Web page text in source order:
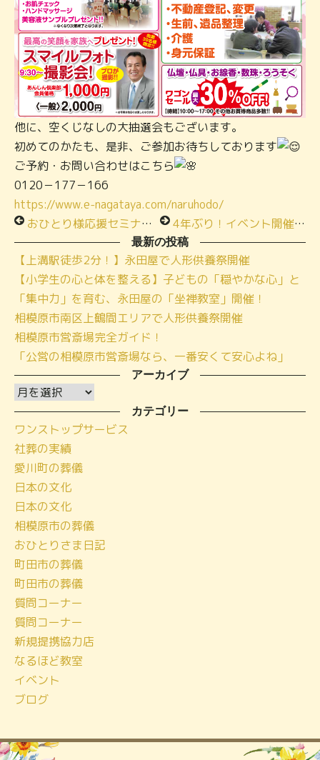
他に、空くじなしの大抽選会もございます。
初めてのかたも、是非、ご参加お待ちしております
ご予約・お問い合わせはこちら
0120－177－166
https://www.e-nagataya.com/naruhodo/
おひとり様応援セミナー＠相模原市民会館で開催します！
4年ぶり！イベント開催決定！永田屋富士見斎場
最新の投稿
【上溝駅徒歩2分！】永田屋で人形供養祭開催
【小学生の心と体を整える】子どもの「穏やかな心」と
「集中力」を育む、永田屋の「坐禅教室」開催！
相模原市南区上鶴間エリアで人形供養祭開催
相模原市営斎場完全ガイド！
「公営の相模原市営斎場なら、一番安くて安心よね」
アーカイブ
ア
ー
カ
イ
ブ
カテゴリー
ワンストップサービス
社葬の実績
愛川町の葬儀
日本の文化
日本の文化
相模原市の葬儀
おひとりさま日記
町田市の葬儀
町田市の葬儀
質問コーナー
質問コーナー
新規提携協力店
なるほど教室
イベント
ブログ